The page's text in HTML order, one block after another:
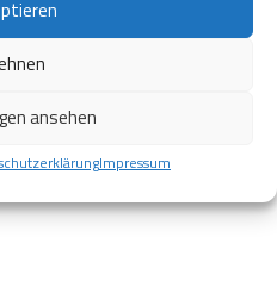
ansehen
Impressum
So können z.B.
Limitierungen und